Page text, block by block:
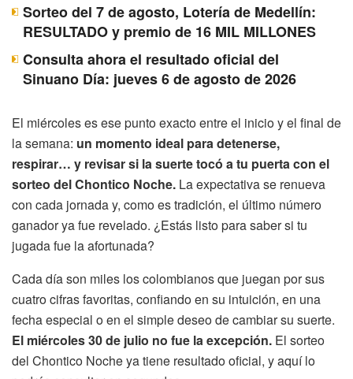
Sorteo del 7 de agosto, Lotería de Medellín:
RESULTADO y premio de 16 MIL MILLONES
Consulta ahora el resultado oficial del
Sinuano Día: jueves 6 de agosto de 2026
El miércoles es ese punto exacto entre el inicio y el final de
la semana: un momento ideal para detenerse,
respirar… y revisar si la suerte tocó a tu puerta con el
sorteo del Chontico Noche. La expectativa se renueva
con cada jornada y, como es tradición, el último número
ganador ya fue revelado. ¿Estás listo para saber si tu
jugada fue la afortunada?
Cada día son miles los colombianos que juegan por sus
cuatro cifras favoritas, confiando en su intuición, en una
fecha especial o en el simple deseo de cambiar su suerte.
El miércoles 30 de julio no fue la excepción. El sorteo
del Chontico Noche ya tiene resultado oficial, y aquí lo